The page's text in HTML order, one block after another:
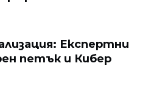
Експертни
петък и Кибер